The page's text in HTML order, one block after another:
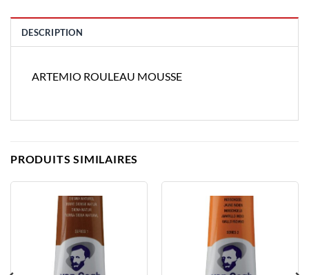
DESCRIPTION
ARTEMIO ROULEAU MOUSSE
PRODUITS SIMILAIRES